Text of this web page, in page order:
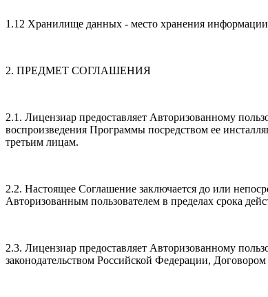
1.12 Хранилище данных - место хранения
2. ПРЕДМЕТ СОГЛАШЕНИЯ
2.1. Лицензиар предоставляет Авторизованному
воспроизведения Программы посредством ее
третьим лицам.
2.2. Настоящее Соглашение заключается до или
Авторизованным пользователем в пределах срока
2.3. Лицензиар предоставляет Авторизованному
законодательством Российской Федерации,